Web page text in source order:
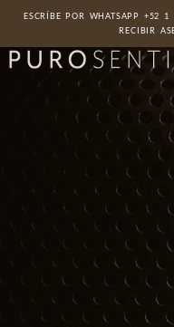
ESCRÍBE POR WHATSAPP +52
RECIBIR